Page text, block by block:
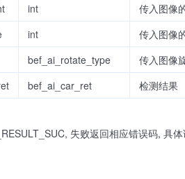
int
传入图像
int
传入图像
bef_ai_rotate_type
传入图像
bef_ai_car_ret 检测结果
失败返回相应错误码, 具